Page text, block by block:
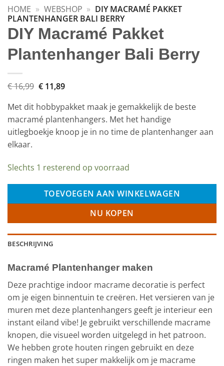
HOME » WEBSHOP » DIY MACRAMÉ PAKKET
PLANTENHANGER BALI BERRY
DIY Macramé Pakket
Plantenhanger Bali Berry
€16,99 Oorspronkelijke
prijs
was:
€ 16,99.
€11,89Huidige
is:
€ 11,89.
Met dit hobbypakket maak je gemakkelijk de beste
macramé plantenhangers. Met het handige
uitlegboekje knoop je in no time de plantenhanger aan
elkaar.
Slechts 1 resterend op voorraad
TOEVOEGEN AAN WINKELWAGEN
NU KOPEN
BESCHRIJVING
Macramé Plantenhanger maken
Deze prachtige indoor macrame decoratie is perfect
om je eigen binnentuin te creëren. Het versieren van je
muren met deze plantenhangers geeft je interieur een
instant eiland vibe! Je gebruikt verschillende macrame
knopen, die visueel worden uitgelegd in het patroon.
We hebben grote houten ringen gebruikt en deze
ringen maken het super makkelijk om je macrame